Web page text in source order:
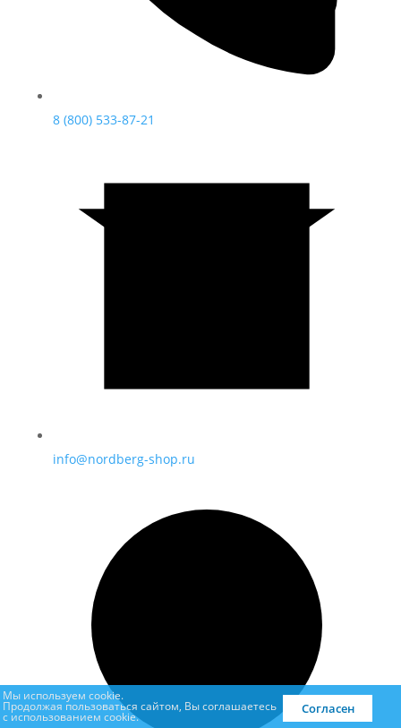
Мы используем cookie.
Продолжая пользоваться сайтом, Вы соглашаетесь
с использованием cookie.
Согласен
8 (800) 533-87-21
info@nordberg-shop.ru